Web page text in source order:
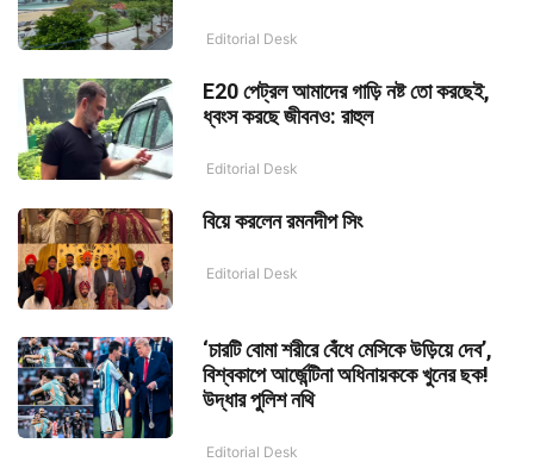
Editorial Desk
E20 পেট্রল আমাদের গাড়ি নষ্ট তো করছেই,
ধ্বংস করছে জীবনও: রাহুল
Editorial Desk
বিয়ে করলেন রমনদীপ সিং
Editorial Desk
‘চারটি বোমা শরীরে বেঁধে মেসিকে উড়িয়ে দেব’,
বিশ্বকাপে আর্জেন্টিনা অধিনায়ককে খুনের ছক!
উদ্ধার পুলিশ নথি
Editorial Desk